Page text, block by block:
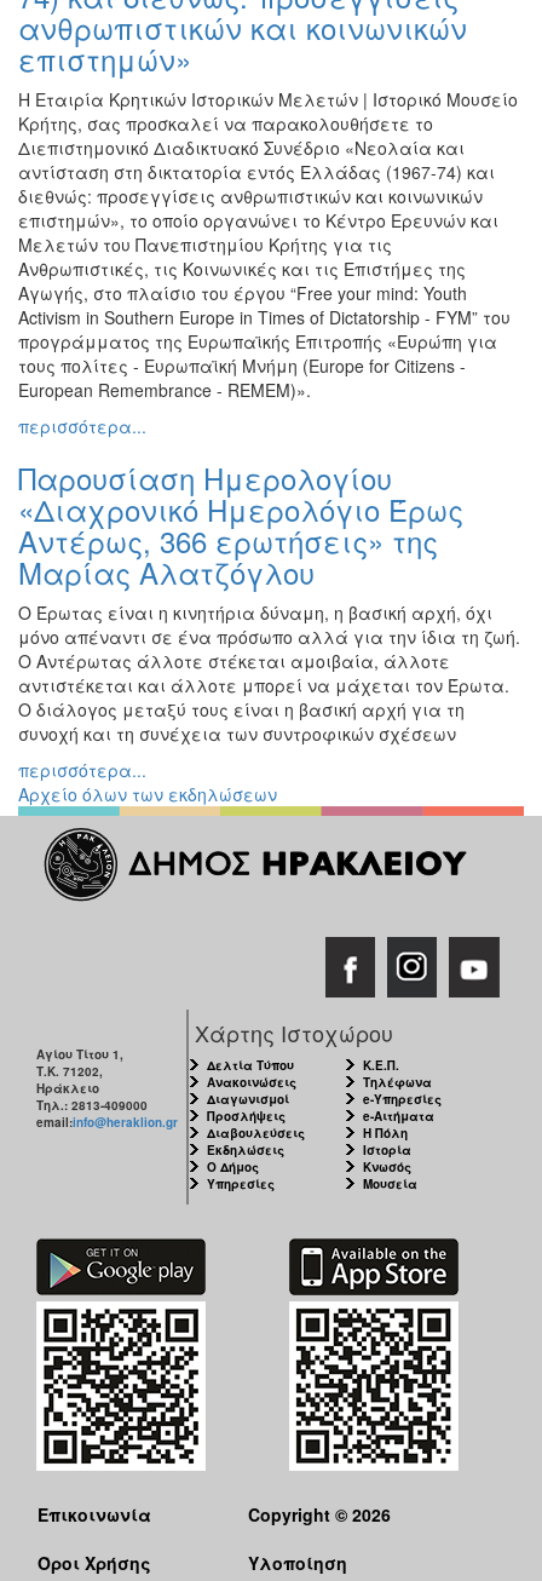
ανθρωπιστικών και κοινωνικών
επιστημών»
Η Εταιρία Κρητικών Ιστορικών Μελετών | Ιστορικό Μουσείο
Κρήτης, σας προσκαλεί να παρακολουθήσετε το
Διεπιστημονικό Διαδικτυακό Συνέδριο «Νεολαία και
αντίσταση στη δικτατορία εντός Ελλάδας (1967-74) και
διεθνώς: προσεγγίσεις ανθρωπιστικών και κοινωνικών
επιστημών», το οποίο οργανώνει το Κέντρο Ερευνών και
Μελετών του Πανεπιστημίου Κρήτης για τις
Ανθρωπιστικές, τις Κοινωνικές και τις Επιστήμες της
Αγωγής, στο πλαίσιο του έργου “Free your mind: Youth
Activism in Southern Europe in Times of Dictatorship - FYM” του
προγράμματος της Ευρωπαϊκής Επιτροπής «Ευρώπη για
τους πολίτες - Ευρωπαϊκή Μνήμη (Europe for Citizens -
European Remembrance - REMEM)».
περισσότερα...
Παρουσίαση Ημερολογίου
«Διαχρονικό Ημερολόγιο Έρως
Αντέρως, 366 ερωτήσεις» της
Μαρίας Αλατζόγλου
Ο Έρωτας είναι η κινητήρια δύναμη, η βασική αρχή, όχι
μόνο απέναντι σε ένα πρόσωπο αλλά για την ίδια τη ζωή.
Ο Αντέρωτας άλλοτε στέκεται αμοιβαία, άλλοτε
αντιστέκεται και άλλοτε μπορεί να μάχεται τον Έρωτα.
Ο διάλογος μεταξύ τους είναι η βασική αρχή για τη
συνοχή και τη συνέχεια των συντροφικών σχέσεων
περισσότερα...
Αρχείο όλων των εκδηλώσεων
Αγίου Τίτου 1,
Τ.Κ. 71202,
Ηράκλειο
Τηλ.: 2813-409000
email:info@heraklion.gr
Χάρτης Ιστοχώρου
Δελτία Τύπου
Ανακοινώσεις
Διαγωνισμοί
Προσλήψεις
Διαβουλεύσεις
Εκδηλώσεις
Ο Δήμος
Υπηρεσίες
Κ.Ε.Π.
Τηλέφωνα
e-Υπηρεσίες
e-Αιτήματα
Η Πόλη
Ιστορία
Κνωσός
Μουσεία
Επικοινωνία
Όροι Χρήσης
Copyright © 2026
Υλοποίηση